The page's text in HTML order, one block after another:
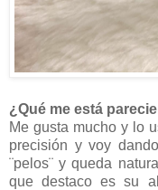
¿Qué me está
Me gusta mucho y lo
precisión y voy
¨pelos¨ y queda
que destaco es su